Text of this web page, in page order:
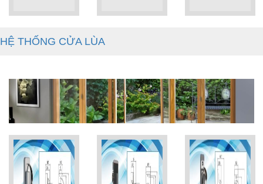
HỆ THỐNG CỬA LÙA